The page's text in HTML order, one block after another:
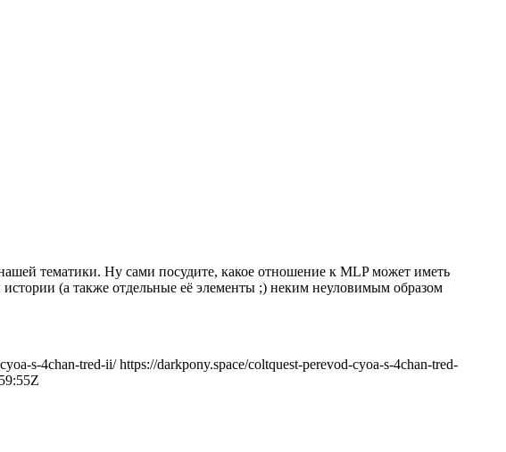
тематики. Ну сами посудите, какое отношение к MLP может иметь
(а также отдельные её элементы ;) неким неуловимым образом
s-4chan-tred-ii/https://darkpony.space/coltquest-perevod-cyoa-s-4chan-tred-